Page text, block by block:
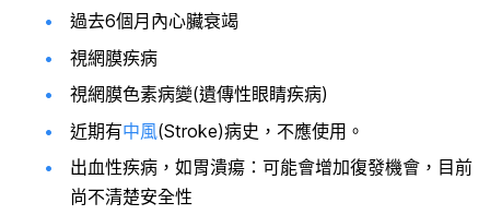
過去6個月內心臟衰竭
視網膜疾病
視網膜色素病變(遺傳性眼睛疾病)
近期有中風(Stroke)病史，不應使用。
出血性疾病，如胃潰瘍：可能會增加復發機會，目前
尚不清楚安全性